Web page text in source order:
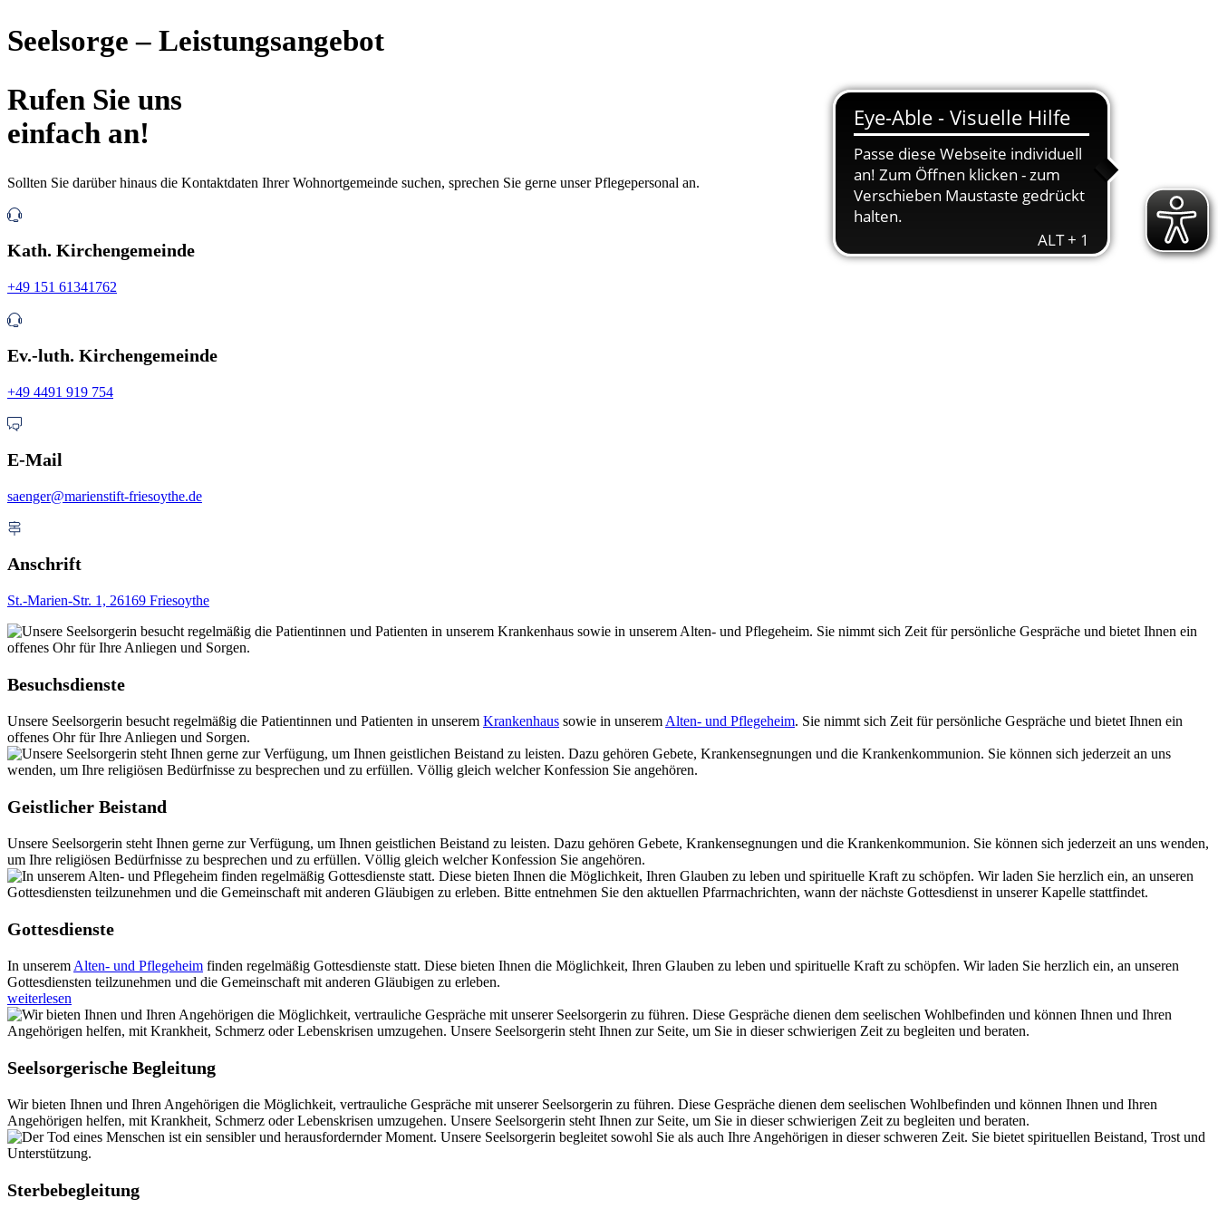
Seelsorge – Leistungsangebot
Rufen Sie uns
­einfach an!
Sollten Sie darüber hinaus die Kontaktdaten Ihrer Wohnortgemeinde suchen, sprechen Sie gerne unser Pflegepersonal an.
Kath. Kirchengemeinde
+49 151 61341762
Ev.-luth. Kirchengemeinde
+49 4491 919 754
E-Mail
saenger@marienstift-friesoythe.de
Anschrift
St.-Marien-Str. 1, 26169 Friesoythe
Besuchsdienste
Unsere Seelsorgerin besucht regelmäßig die Patientinnen und Patienten in unserem Krankenhaus sowie in unseremAlten- und Pflegeheim. Sie nimmt sich Zeit für persönliche Gespräche und bietet Ihnen ein
offenes Ohr für Ihre Anliegen und Sorgen.
Geistlicher Beistand
Unsere Seelsorgerin steht Ihnen gerne zur Verfügung, um Ihnen geistlichen Beistand zu leisten. Dazu gehören Gebete, Krankensegnungen und die Krankenkommunion. Sie können sich jederzeit an uns wenden,
um Ihre religiösen Bedürfnisse zu besprechen und zu erfüllen. Völlig gleich welcher Konfession Sie angehören.
Gottesdienste
In unseremAlten- und Pflegeheim finden regelmäßig Gottesdienste statt. Diese bieten Ihnen die Möglichkeit, Ihren Glauben zu leben und spirituelle Kraft zu schöpfen. Wir laden Sie herzlich ein, an unseren
Gottesdiensten teilzunehmen und die Gemeinschaft mit anderen Gläubigen zu erleben.
weiterlesen
Seelsorgerische Begleitung
Wir bieten Ihnen und Ihren Angehörigen die Möglichkeit, vertrauliche Gespräche mit unserer Seelsorgerin zu führen. Diese Gespräche dienen dem seelischen Wohlbefinden und können Ihnen und Ihren
Angehörigen helfen, mit Krankheit, Schmerz oder Lebenskrisen umzugehen. Unsere Seelsorgerin steht Ihnen zur Seite, um Sie in dieser schwierigen Zeit zu begleiten und beraten.
Sterbebegleitung